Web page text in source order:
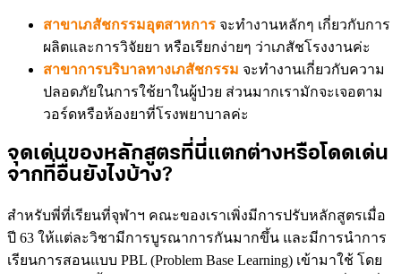
สาขาเภสัชกรรมอุตสาหการ จะทำงานหลักๆ เกี่ยวกับการ
ผลิตและการวิจัยยา หรือเรียกง่ายๆ ว่าเภสัชโรงงานค่ะ
สาขาการบริบาลทางเภสัชกรรม จะทำงานเกี่ยวกับความ
ปลอดภัยในการใช้ยาในผู้ป่วย ส่วนมากเรามักจะเจอตาม
วอร์ดหรือห้องยาที่โรงพยาบาลค่ะ
จุดเด่นของหลักสูตรที่นี่แตกต่างหรือโดดเด่น
จากที่อื่นยังไงบ้าง?
สำหรับพี่ที่เรียนที่จุฬาฯ คณะของเราเพิ่งมีการปรับหลักสูตรเมื่อ
ปี 63 ให้แต่ละวิชามีการบูรณาการกันมากขึ้น และมีการนำการ
เรียนการสอนแบบ PBL (Problem Base Learning) เข้ามาใช้ โดย